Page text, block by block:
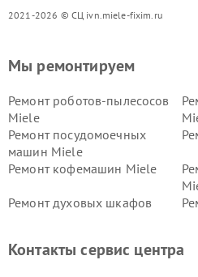
2021-2026 © СЦ ivn.miele-fixim.ru
Мы ремонтируем
Ремонт роботов-пылесосов
Miele
Ремонт посудомоечных
машин Miele
Ремонт кофемашин Miele
Ремонт духовых шкафов
Miele
Контакты сервис центра